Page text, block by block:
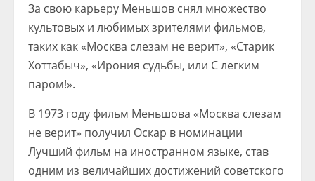
За свою карьеру Меньшов снял множество
культовых и любимых зрителями фильмов,
таких как «Москва слезам не верит», «Старик
Хоттабыч», «Ирония судьбы, или С легким
паром!».
В 1973 году фильм Меньшова «Москва слезам
не верит» получил Оскар в номинации
Лучший фильм на иностранном языке, став
одним из величайших достижений советского